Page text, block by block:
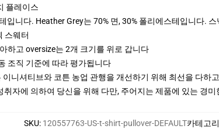
플레이스
입니다. Heather Grey는 70% 면, 30% 폴리에스테입니다.
스웨터
하고 oversize는 2개 크기를 위로 갑니다
조직 기준에 따라 평가됩니다
니셔티브와 코튼 농업 관행을 개선하기 위해 최선을 다하
자에 의하여 당신을 위해 다만, 주어지는 제품에 있는 경
SKU: 120557763-US-t-shirt-pullover-DEFAULT카테고리